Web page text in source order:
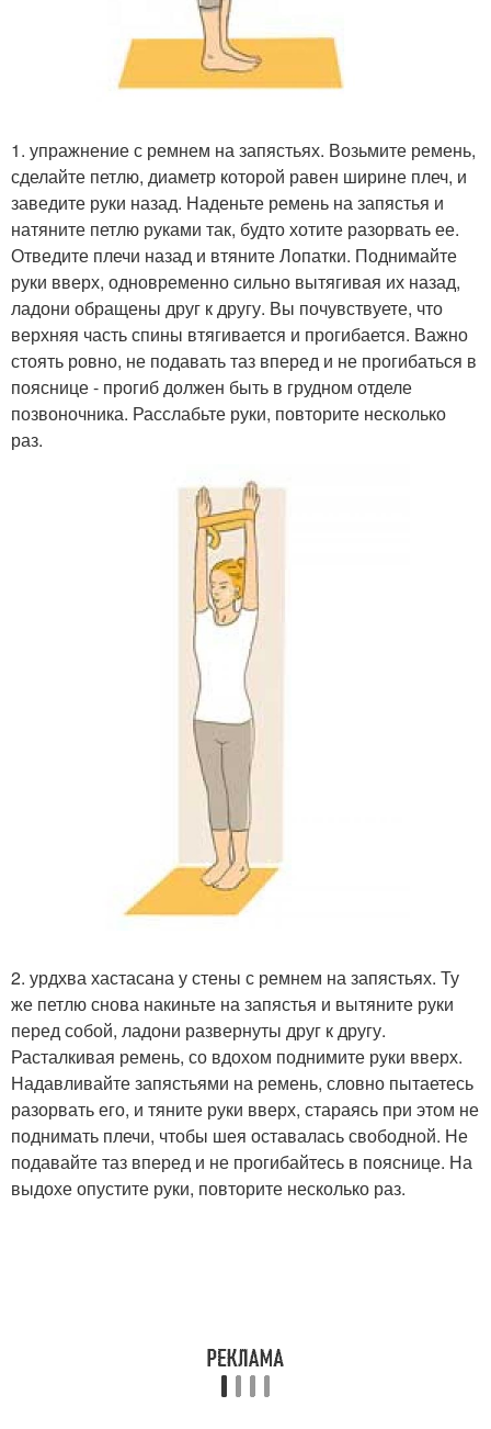
1. упражнение с ремнем на запястьях. Возьмите ремень,
сделайте петлю, диаметр которой равен ширине плеч, и
заведите руки назад. Наденьте ремень на запястья и
натяните петлю руками так, будто хотите разорвать ее.
Отведите плечи назад и втяните Лопатки. Поднимайте
руки вверх, одновременно сильно вытягивая их назад,
ладони обращены друг к другу. Вы почувствуете, что
верхняя часть спины втягивается и прогибается. Важно
стоять ровно, не подавать таз вперед и не прогибаться в
пояснице - прогиб должен быть в грудном отделе
позвоночника. Расслабьте руки, повторите несколько
раз.
2. урдхва хастасана у стены с ремнем на запястьях. Ту
же петлю снова накиньте на запястья и вытяните руки
перед собой, ладони развернуты друг к другу.
Расталкивая ремень, со вдохом поднимите руки вверх.
Надавливайте запястьями на ремень, словно пытаетесь
разорвать его, и тяните руки вверх, стараясь при этом не
поднимать плечи, чтобы шея оставалась свободной. Не
подавайте таз вперед и не прогибайтесь в пояснице. На
выдохе опустите руки, повторите несколько раз.